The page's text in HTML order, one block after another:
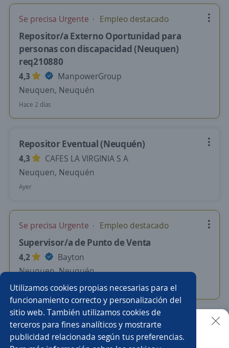
Utilizamos cookies propias necesarias para el
funcionamiento correcto y personalización del
sitio web. También utilizamos cookies de
terceros para fines analíticos y mostrarte
publicidad relacionada según tus preferencias.
Se precisa Urgente Empleo destacado
Repositor/a Externo Oportunidad para
personas con discapacidad (Neuquen)
req210880
4,3
ManpowerGroup
Neuquen, Neuquén
Hace 2 días
Repositor Eventual (Neuquén)
4,3
CAFES LA VIRGINIA S A
Neuquen, Neuquén
Ayer
Se precisa Urgente Empleo destacado
Supervisor/a de Punto de Venta
4,2
Bayton
Neuquen, Neuquén
Hace 13 horas
Nuevas ofertas de empleo Avísame
Buscar es más fácil en la app